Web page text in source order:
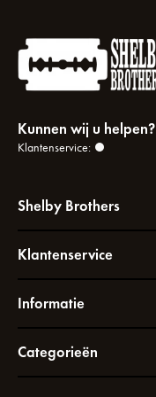
Kunnen wij u helpen?
Klantenservice:
Shelby Brothers
Klantenservice
Informatie
Categorieën